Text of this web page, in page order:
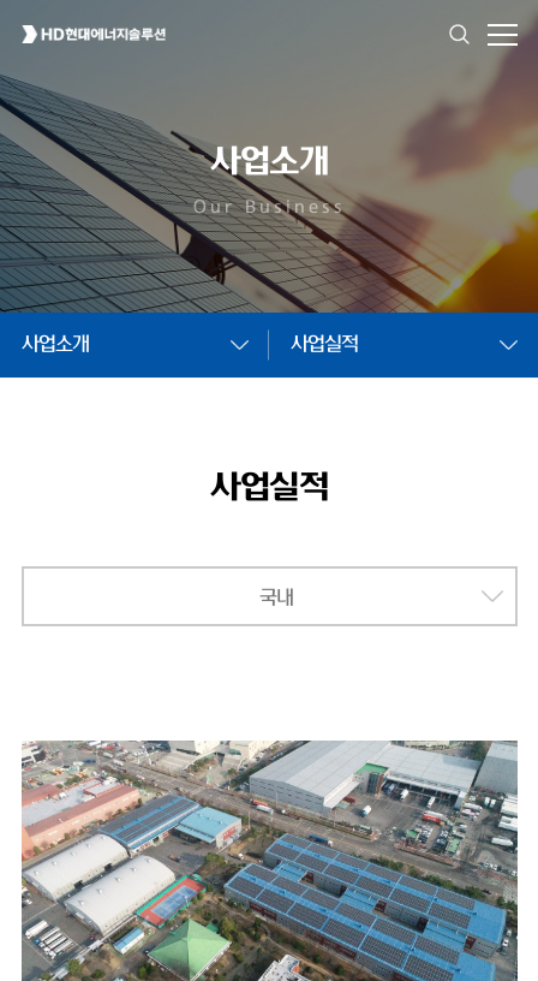
사업소개
Our Business
사업소개 사업실적
사업실적
국내